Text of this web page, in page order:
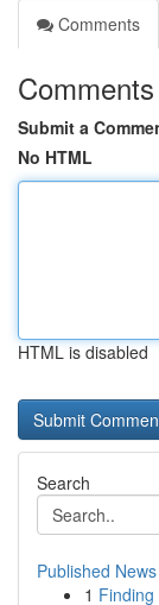
Comments
Comments
Submit a
No HTML
HTML is disabled
Search
Published News
1